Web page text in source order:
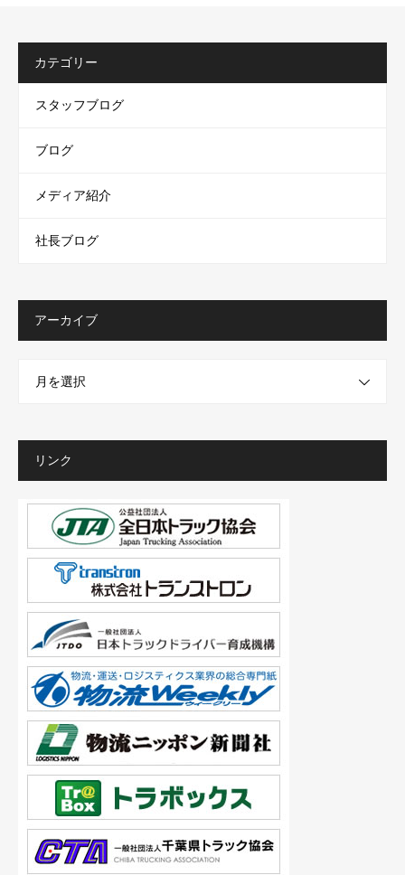
カテゴリー
スタッフブログ
ブログ
メディア紹介
社長ブログ
アーカイブ
月を選択
リンク